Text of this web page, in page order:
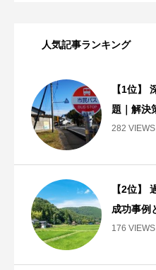
人気記事ランキング
【1位】
題｜解決
282 VIEWS
【2位】
成功事例
176 VIEWS